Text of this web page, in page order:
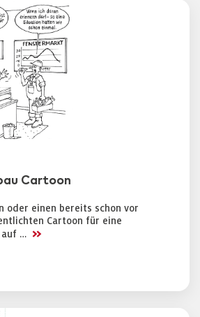
Cartoon
oder einen bereits schon vor
Cartoon für eine
auf … >>